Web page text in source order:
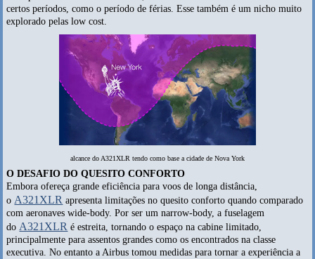
certos períodos, como o período de férias. Esse também é um nicho muito
explorado pelas low cost.
alcance do A321XLR tendo como base a cidade de Nova York
O DESAFIO DO QUESITO CONFORTO
Embora ofereça grande eficiência para voos de longa distância,
oA321XLR apresenta limitações no quesito conforto quando comparado
com aeronaves wide-body. Por ser um narrow-body, a fuselagem
doA321XLR é estreita, tornando o espaço na cabine limitado,
principalmente para assentos grandes como os encontrados na classe
executiva. No entanto a Airbus tomou medidas para tornar a experiência a